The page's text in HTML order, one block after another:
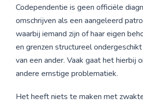
Codependentie is geen officiële
omschrijven als een aangeleerd
waarbij iemand zijn of haar eigen
en grenzen structureel
van een ander. Vaak gaat het hierbij
andere ernstige problematiek.
Het heeft niets te maken met